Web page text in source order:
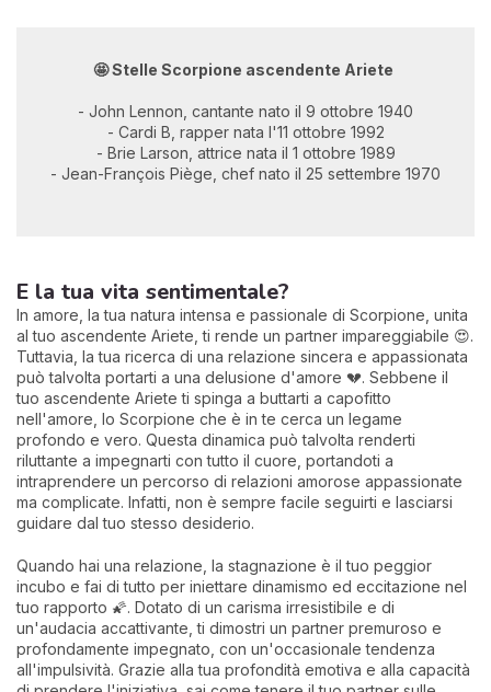
🤩 Stelle Scorpione ascendente Ariete
- John Lennon, cantante nato il 9 ottobre 1940
- Cardi B, rapper nata l'11 ottobre 1992
- Brie Larson, attrice nata il 1 ottobre 1989
- Jean-François Piège, chef nato il 25 settembre 1970
E la tua vita sentimentale?
In amore, la tua natura intensa e passionale di Scorpione, unita
al tuo ascendente Ariete, ti rende un partner impareggiabile 😍.
Tuttavia, la tua ricerca di una relazione sincera e appassionata
può talvolta portarti a una delusione d'amore 💔. Sebbene il
tuo ascendente Ariete ti spinga a buttarti a capofitto
nell'amore, lo Scorpione che è in te cerca un legame
profondo e vero. Questa dinamica può talvolta renderti
riluttante a impegnarti con tutto il cuore, portandoti a
intraprendere un percorso di relazioni amorose appassionate
ma complicate. Infatti, non è sempre facile seguirti e lasciarsi
guidare dal tuo stesso desiderio.
Quando hai una relazione, la stagnazione è il tuo peggior
incubo e fai di tutto per iniettare dinamismo ed eccitazione nel
tuo rapporto 🌠. Dotato di un carisma irresistibile e di
un'audacia accattivante, ti dimostri un partner premuroso e
profondamente impegnato, con un'occasionale tendenza
all'impulsività. Grazie alla tua profondità emotiva e alla capacità